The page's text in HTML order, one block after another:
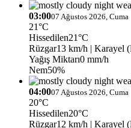
03:0007 Ağustos 2026, Cuma
21°C
Hissedilen21°C
Rüzgar13 km/h | Karayel
Yağış Miktarı0 mm/h
Nem50%
04:0007 Ağustos 2026, Cuma
20°C
Hissedilen20°C
Rüzgar12 km/h | Karayel